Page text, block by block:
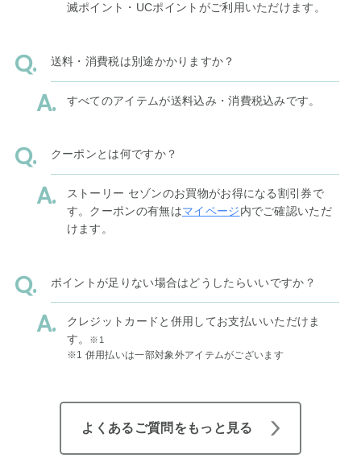
滅ポイント・UCポイントがご利用いただけます。
送料・消費税は別途かかりますか？
すべてのアイテムが送料込み・消費税込みです。
クーポンとは何ですか？
ストーリー セゾンのお買物がお得になる割引券で
す。クーポンの有無はマイページ内でご確認いただ
けます。
ポイントが足りない場合はどうしたらいいですか？
クレジットカードと併用してお支払いいただけま
す。
※1
※1 併用払いは一部対象外アイテムがございます
よくあるご質問をもっと見る